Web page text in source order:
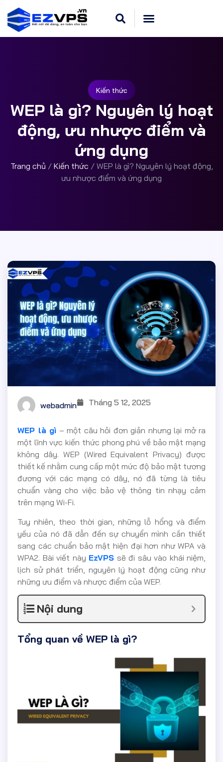
Kiến thức
WEP là gì? Nguyên lý hoạt
động, ưu nhược điểm và
ứng dụng
Trang chủ / Kiến thức / WEP là gì? Nguyên lý hoạt động,
ưu nhược điểm và ứng dụng
webadmin Tháng 5 12, 2025
WEP là gì – một câu hỏi đơn giản nhưng lại mở ra
một lĩnh vực kiến thức phong phú về bảo mật mạng
không dây. WEP (Wired Equivalent Privacy) được
thiết kế nhằm cung cấp một mức độ bảo mật tương
đương với các mạng có dây, nó đã từng là tiêu
chuẩn vàng cho việc bảo vệ thông tin nhạy cảm
trên mạng Wi-Fi.
Tuy nhiên, theo thời gian, những lỗ hổng và điểm
yếu của nó đã dẫn đến sự chuyển mình cần thiết
sang các chuẩn bảo mật hiện đại hơn như WPA và
WPA2. Bài viết này EzVPS sẽ đi sâu vào khái niệm,
lịch sử phát triển, nguyên lý hoạt động cũng như
những ưu điểm và nhược điểm của WEP.
Nội dung
Tổng quan về WEP là gì?